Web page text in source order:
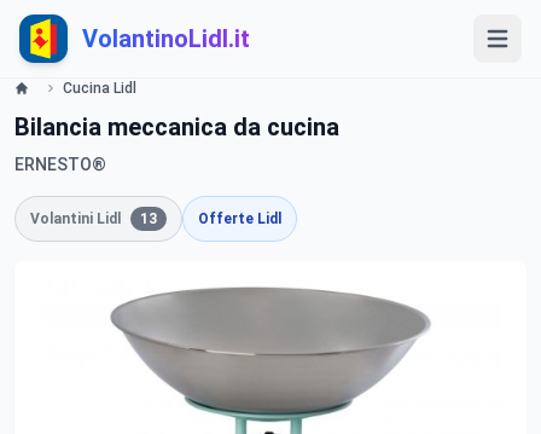
VolantinoLidl.it
Cucina Lidl
Bilancia meccanica da cucina
ERNESTO®
Volantini Lidl 13 Offerte Lidl